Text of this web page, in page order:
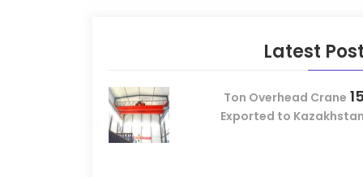
Latest Post
15
Ton Overhead Crane
Exported to Kazakhstan